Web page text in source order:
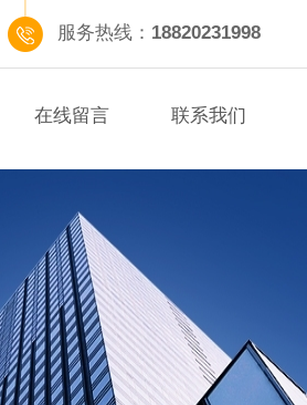
服务热线： 18820231998
在线留言 联系我们